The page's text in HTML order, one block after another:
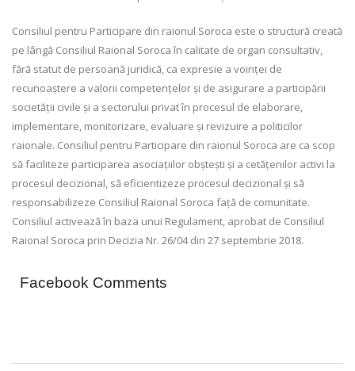
Consiliul pentru Participare din raionul Soroca este o structură creată
pe lângă Consiliul Raional Soroca în calitate de organ consultativ,
fără statut de persoană juridică, ca expresie a voinței de
recunoaștere a valorii competențelor și de asigurare a participării
societății civile și a sectorului privat în procesul de elaborare,
implementare, monitorizare, evaluare și revizuire a politicilor
raionale. Consiliul pentru Participare din raionul Soroca are ca scop
să faciliteze participarea asociațiilor obștești și a cetățenilor activi la
procesul decizional, să eficientizeze procesul decizional și să
responsabilizeze Consiliul Raional Soroca față de comunitate.
Consiliul activează în baza unui Regulament, aprobat de Consiliul
Raional Soroca prin Decizia Nr. 26/04 din 27 septembrie 2018.
Facebook Comments